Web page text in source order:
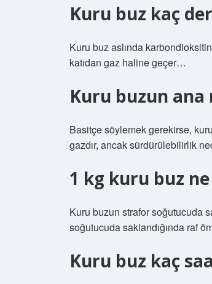
Kuru buz kaç
Kuru buz aslında
katıdan gaz haline geçer…
Kuru buzun ana
Basitçe söylemek gerekirse,
gazdır, ancak sürdürülebilirlik
1 kg kuru buz
Kuru buzun strafor soğutucuda
soğutucuda saklandığında raf
Kuru buz kaç